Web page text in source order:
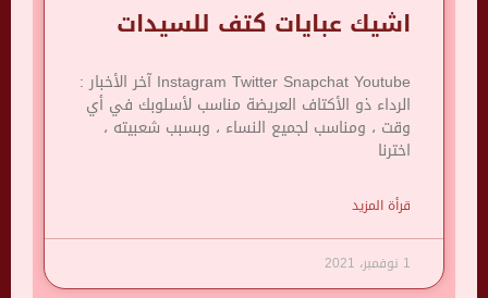
اشيك عبايات كتف للسيدات
Instagram Twitter Snapchat Youtube آخر الأخبار :
الرداء ذو ​​الأكتاف العريضة مناسب لأسلوبك في أي
وقت ، ومناسب لجميع النساء ، وبسبب شعبيته ،
اخترنا
قرأة المزيد
1 نوفمبر، 2021